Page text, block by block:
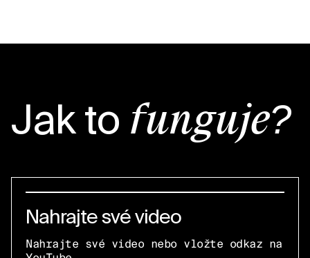
Jak to funguje?
Nahrajte své video
Nahrajte své video nebo vložte odkaz na